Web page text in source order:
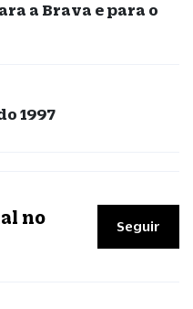
a Brava e para o
1997
no
Seguir